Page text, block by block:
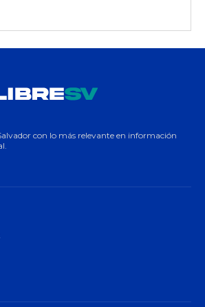
con lo más relevante en información